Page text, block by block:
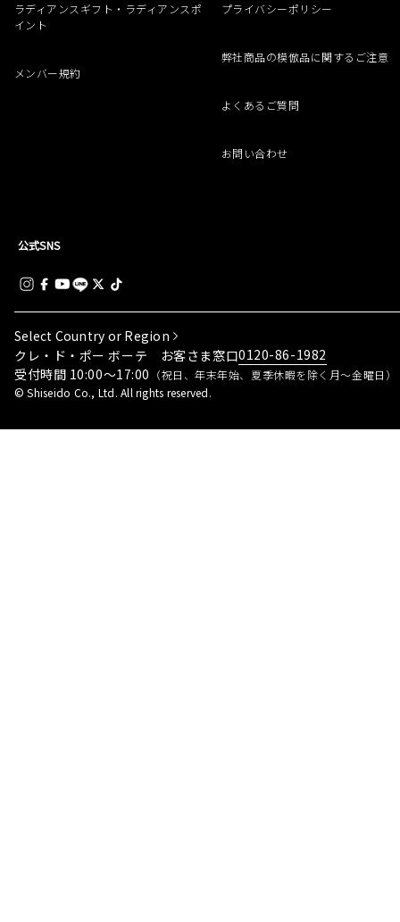
ラディアンスギフト・ラディアンスポ
イント
メンバー規約
プライバシーポリシー
弊社商品の模倣品に関するご注意
よくあるご質問
お問い合わせ
公式SNS
Select Country or Region
クレ・ド・ポー ボーテ お客さま窓口0120-86-1982
受付時間 10:00～17:00 （祝日、年末年始、夏季休暇を除く月～金曜日）
© Shiseido Co., Ltd. All rights reserved.